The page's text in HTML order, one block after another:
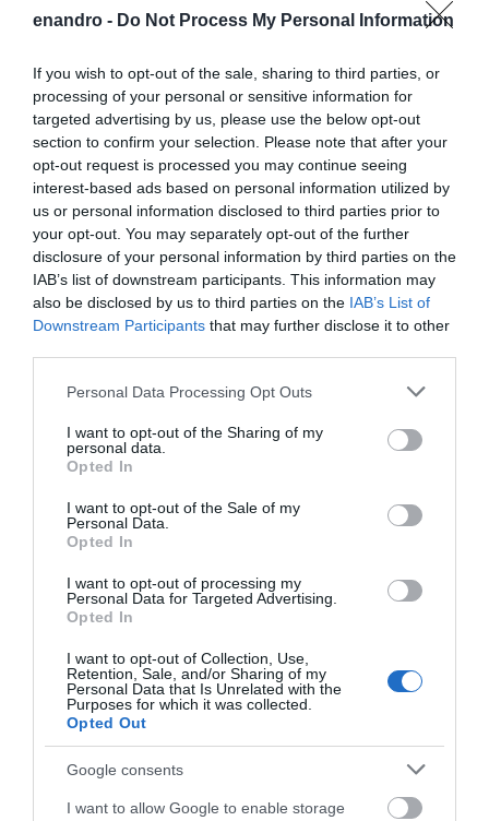
enandro - Do Not Process My Personal Information
If you wish to opt-out of the sale, sharing to third parties, or
processing of your personal or sensitive information for
targeted advertising by us, please use the below opt-out
section to confirm your selection. Please note that after your
opt-out request is processed you may continue seeing
interest-based ads based on personal information utilized by
us or personal information disclosed to third parties prior to
your opt-out. You may separately opt-out of the further
disclosure of your personal information by third parties on the
IAB’s list of downstream participants. This information may
also be disclosed by us to third parties on the IAB’s List of
Downstream Participants that may further disclose it to other
Please note that this website/app uses one or more Google
not limited to your visit or usage behaviour. You may click to
grant or deny consent to Google and its third-party tags to
use your data for below specified purposes in below Google
consent section.
Personal Data Processing Opt Outs
I want to opt-out of the Sharing of my
personal data.
Opted In
I want to opt-out of the Sale of my
Personal Data.
Opted In
I want to opt-out of processing my
Personal Data for Targeted Advertising.
Opted In
I want to opt-out of Collection, Use,
Retention, Sale, and/or Sharing of my
Personal Data that Is Unrelated with the
Purposes for which it was collected.
Opted Out
Google consents
I want to allow Google to enable storage